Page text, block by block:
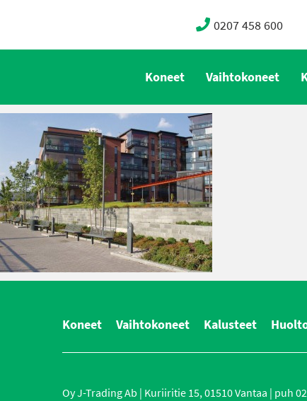
0207 458 600
Koneet Vaihtokoneet
Koneet Vaihtokoneet Kalusteet
Oy J-Trading Ab | Kuriiritie 15, 01510 Vantaa | puh